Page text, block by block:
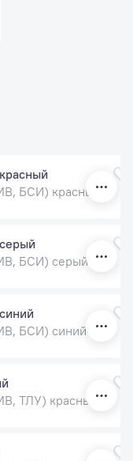
БСИ) красный
БСИ) серый
БСИ) синий
ТЛУ) красный